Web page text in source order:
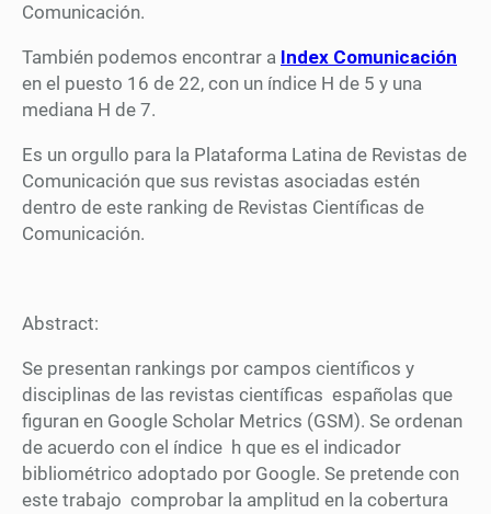
Comunicación.
También podemos encontrar a Index Comunicación
en el puesto 16 de 22, con un índice H de 5 y una
mediana H de 7.
Es un orgullo para la Plataforma Latina de Revistas de
Comunicación que sus revistas asociadas estén
dentro de este ranking de Revistas Científicas de
Comunicación.
Abstract:
Se presentan rankings por campos científicos y
disciplinas de las revistas científicas españolas que
figuran en Google Scholar Metrics (GSM). Se ordenan
de acuerdo con el índice h que es el indicador
bibliométrico adoptado por Google. Se pretende con
este trabajo comprobar la amplitud en la cobertura